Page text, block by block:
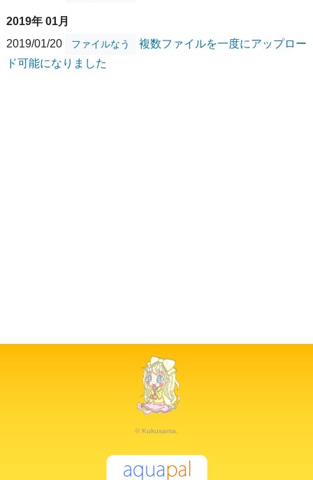
2019年 01月
2019/01/20
ファイルなう
複数ファイルを一度にアップロー
ド可能になりました
© Kukusama.